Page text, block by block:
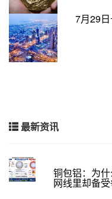
7月29
最新资讯
铜包铝：为
网线里却备受